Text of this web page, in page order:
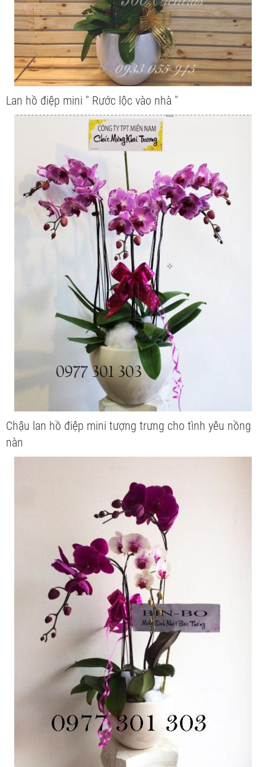
Lan hồ điệp mini " Rước lộc vào nhà "
Chậu lan hồ điệp mini tượng trưng cho tình yêu nồng
nàn